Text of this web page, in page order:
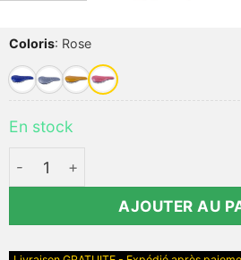
Coloris: Rose
En stock
quantité de Brosse à cheveux
AJOUTER AU